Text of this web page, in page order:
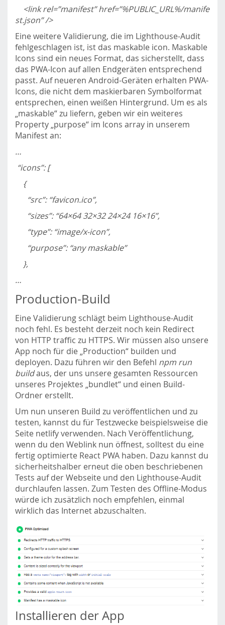
<link rel=”manifest” href=”%PUBLIC_URL%/manife
st.json” />
Eine weitere Validierung, die im Lighthouse-Audit
fehlgeschlagen ist, ist das maskable icon. Maskable
Icons sind ein neues Format, das sicherstellt, dass
das PWA-Icon auf allen Endgeräten entsprechend
passt. Auf neueren Android-Geräten erhalten PWA-
Icons, die nicht dem maskierbaren Symbolformat
entsprechen, einen weißen Hintergrund. Um es als
„maskable“ zu liefern, geben wir ein weiteres
Property „purpose“ im Icons array in unserem
Manifest an:
…
“icons”: [
{
“src”: “favicon.ico”,
“sizes”: “64×64 32×32 24×24 16×16”,
“type”: “image/x-icon”,
“purpose”: “any maskable”
},
…
Production-Build
Eine Validierung schlägt beim Lighthouse-Audit
noch fehl. Es besteht derzeit noch kein Redirect
von HTTP traffic zu HTTPS. Wir müssen also unsere
App noch für die „Production“ builden und
deployen. Dazu führen wir den Befehl npm run
buildaus, der uns unsere gesamten Ressourcen
unseres Projektes „bundlet“ und einen Build-
Ordner erstellt.
Um nun unseren Build zu veröffentlichen und zu
testen, kannst du für Testzwecke beispielsweise die
Seite netlify verwenden. Nach Veröffentlichung,
wenn du den Weblink nun öffnest, solltest du eine
fertig optimierte React PWA haben. Dazu kannst du
sicherheitshalber erneut die oben beschriebenen
Tests auf der Webseite und den Lighthouse-Audit
durchlaufen lassen. Zum Testen des Offline-Modus
würde ich zusätzlich noch empfehlen, einmal
wirklich das Internet abzuschalten.
Installieren der App